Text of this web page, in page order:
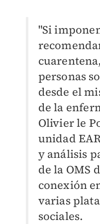
"Si
personas
desde el
de la
Olivier le
unidad
y análisis
de la OMS
conexión
varias
sociales.